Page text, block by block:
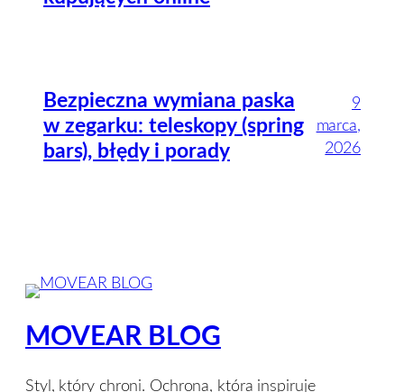
Bezpieczna wymiana paska
w zegarku: teleskopy (spring
bars), błędy i porady
9
marca,
2026
MOVEAR BLOG
Styl, który chroni. Ochrona, która inspiruje